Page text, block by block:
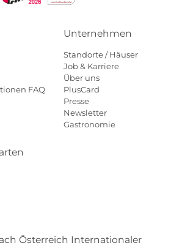
FAQ
Unternehmen
Standorte / Häuser
Job & Karriere
Über uns
PlusCard
Presse
Newsletter
Gastronomie
Österreich Internationaler